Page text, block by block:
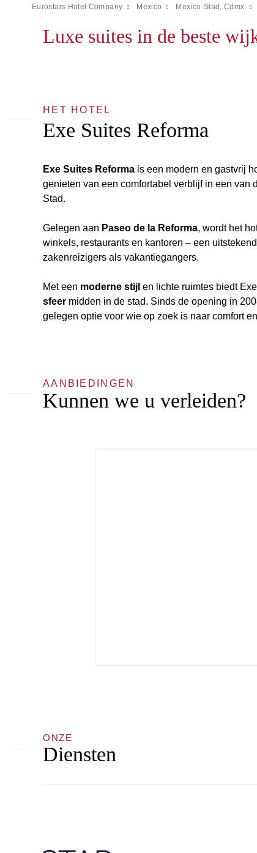
Eurostars Hotel Company Mexico Mexico-Stad, Cdmx
Luxe suites in de beste
HET HOTEL
Exe Suites Reforma
Exe Suites Reforma is een modern en gastvrij
genieten van een comfortabel verblijf in een van
Stad.
Gelegen aan Paseo de la Reforma, wordt het
winkels, restaurants en kantoren – een
zakenreizigers als vakantiegangers.
Met een moderne stijl en lichte ruimtes biedt
sfeer midden in de stad. Sinds de opening in
gelegen optie voor wie op zoek is naar comfort
AANBIEDINGEN
Kunnen we u verleiden?
ONZE
Diensten